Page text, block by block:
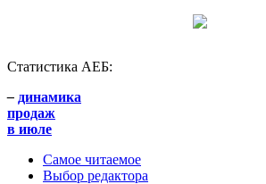
Статистика АЕБ:
– динамика
продаж
в июле
Самое читаемое
Выбор редактора